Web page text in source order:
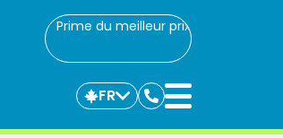
Prime du meilleur prix
FR
Communiquez
avec